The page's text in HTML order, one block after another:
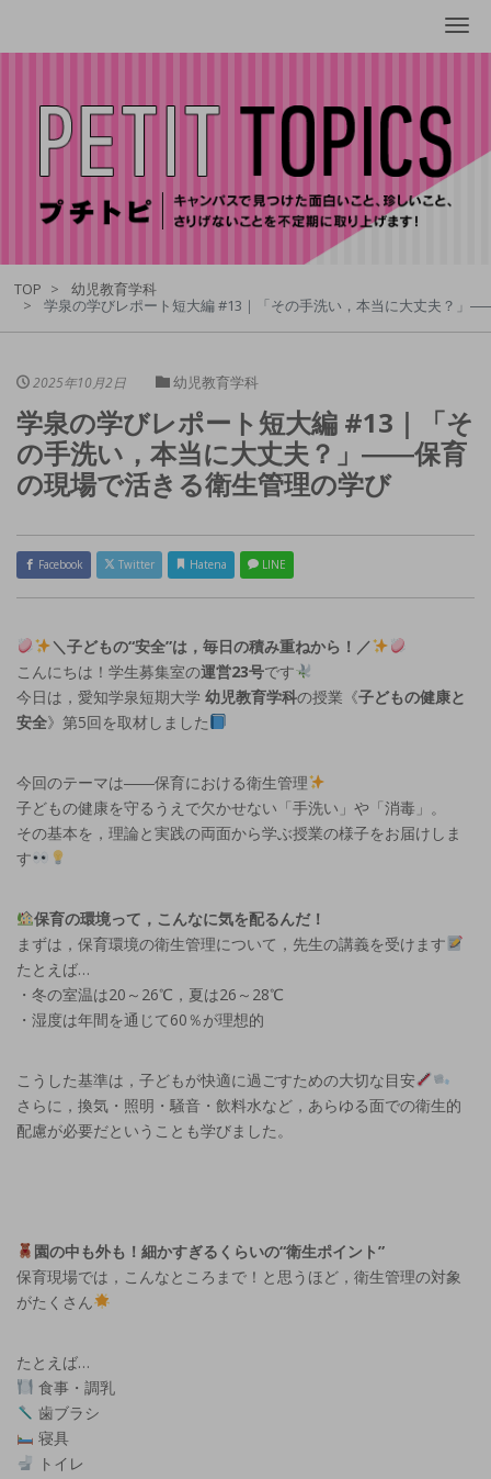
TOP
幼児教育学科
学泉の学びレポート短大編 #13｜「その手洗い，本当に大丈夫？」
2025年10月2日 幼児教育学科
学泉の学びレポート短大編 #13｜「そ
の手洗い，本当に大丈夫？」――保育
の現場で活きる衛生管理の学び
Facebook Twitter Hatena LINE
＼子どもの“安全”は，毎日の積み重ねから！／
こんにちは！学生募集室の運営23号です
今日は，愛知学泉短期大学 幼児教育学科の授業《子どもの健康と
安全》第5回を取材しました
今回のテーマは――保育における衛生管理
子どもの健康を守るうえで欠かせない「手洗い」や「消毒」。
その基本を，理論と実践の両面から学ぶ授業の様子をお届けしま
す
保育の環境って，こんなに気を配るんだ！
まずは，保育環境の衛生管理について，先生の講義を受けます
たとえば…
・冬の室温は20～26℃，夏は26～28℃
・湿度は年間を通じて60％が理想的
こうした基準は，子どもが快適に過ごすための大切な目安
さらに，換気・照明・騒音・飲料水など，あらゆる面での衛生的
配慮が必要だということも学びました。
園の中も外も！細かすぎるくらいの“衛生ポイント”
保育現場では，こんなところまで！と思うほど，衛生管理の対象
がたくさん
たとえば…
食事・調乳
歯ブラシ
寝具
トイレ